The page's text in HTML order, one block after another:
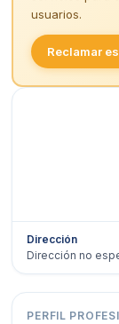
usuarios.
Reclamar
Dirección
Dirección no
PERFIL